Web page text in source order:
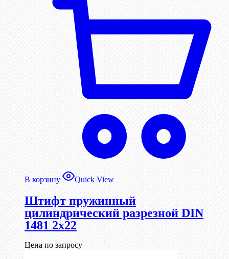
В корзину Quick View
Штифт пружинный
цилиндрический разрезной DIN
1481 2х22
Цена по запросу